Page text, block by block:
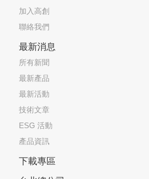
加入高創
聯絡我們
最新消息
所有新聞
最新產品
最新活動
技術文章
ESG 活動
產品資訊
下載專區